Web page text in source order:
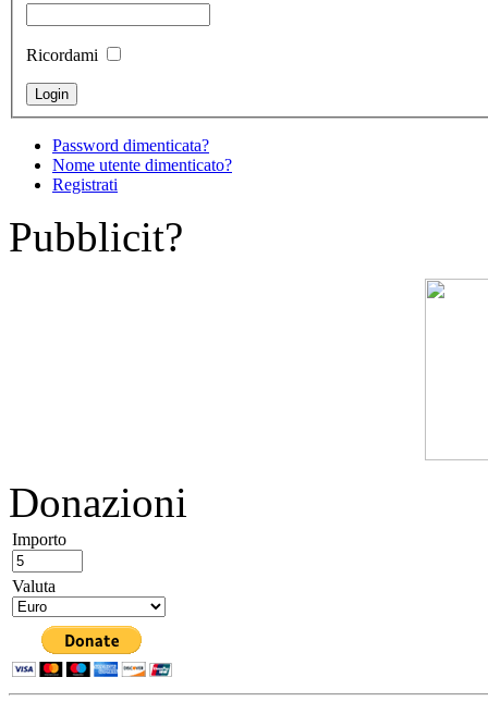
Ricordami
Password dimenticata?
Nome utente dimenticato?
Registrati
Pubblicit?
Donazioni
Importo
Valuta